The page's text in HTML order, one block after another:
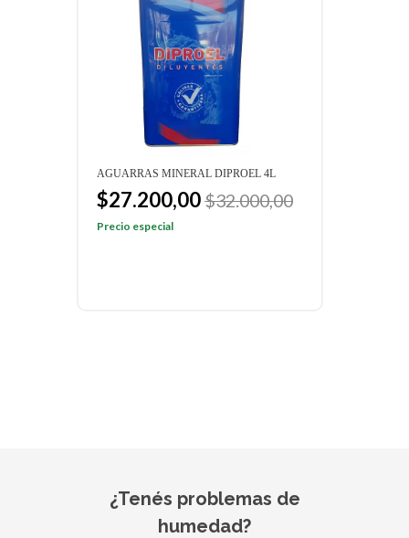
AGUARRAS MINERAL DIPROEL 4L
$27.200,00$32.000,00
Precio especial
¿Tenés problemas de
humedad?